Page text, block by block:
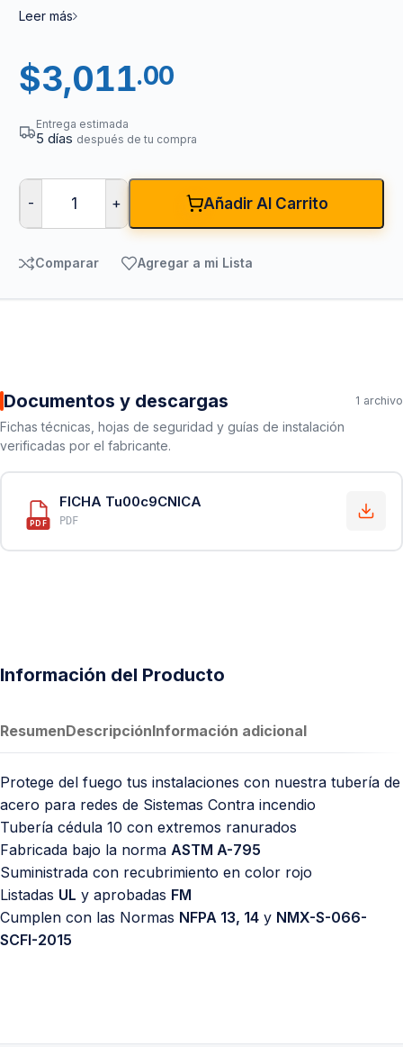
Leer más
$3,011.00
Entrega estimada
5 días después de tu compra
- + Añadir Al Carrito
Comparar Agregar a mi Lista
Documentos y descargas 1 archivo
Fichas técnicas, hojas de seguridad y guías de instalación
verificadas por el fabricante.
PDF
FICHA Tu00c9CNICA
PDF
Información del Producto
ResumenDescripciónInformación adicional
Protege del fuego tus instalaciones con nuestra tubería de
acero para redes de Sistemas Contra incendio
Tubería cédula 10 con extremos ranurados
Fabricada bajo la norma ASTM A-795
Suministrada con recubrimiento en color rojo
Listadas UL y aprobadas FM
Cumplen con las Normas NFPA 13, 14 y NMX-S-066-
SCFI-2015